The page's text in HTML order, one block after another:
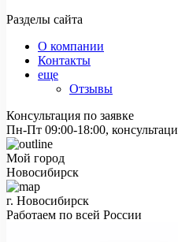
Разделы сайта
О компании
Контакты
еще
Отзывы
Консультация по заявке
Пн-Пт 09:00-18:00,
Мой город
Новосибирск
г. Новосибирск
Работаем по всей России